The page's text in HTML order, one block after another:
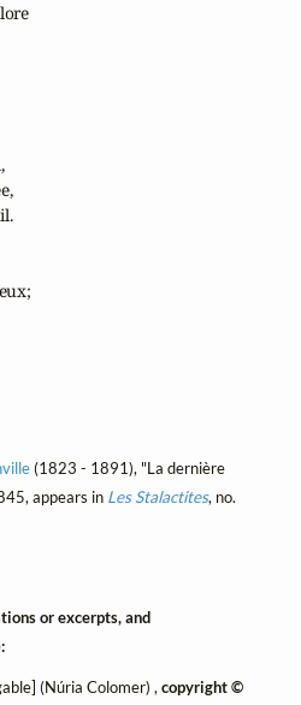
(1823 - 1891), "La dernière
appears in Les Stalactites, no.
or excerpts, and
(Núria Colomer) ,copyright ©